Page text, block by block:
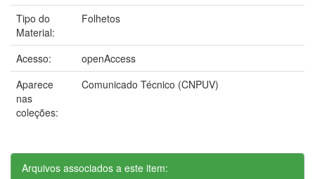
Tipo do
Material:
Folhetos
Acesso:
openAccess
Aparece
nas
coleções:
Comunicado Técnico (CNPUV)
Arquivos associados a este item: